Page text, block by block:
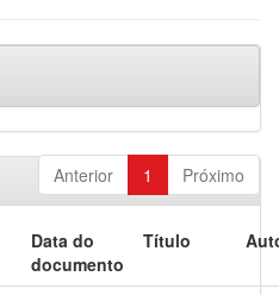
Anterior 1 Próximo
Data do
documento
Título